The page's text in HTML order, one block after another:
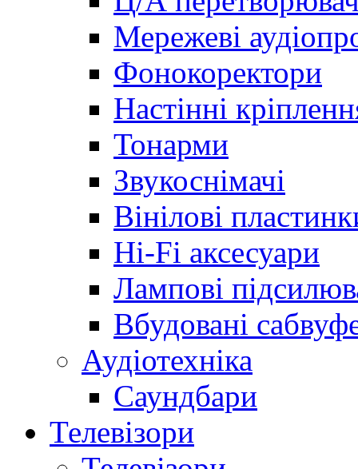
Мережеві
Фонокоректори
Настінні
Тонарми
Звукоснімачі
Вінілові
Hi-Fi аксесуари
Лампові
Вбудовані
Аудіотехніка
Саундбари
Телевізори